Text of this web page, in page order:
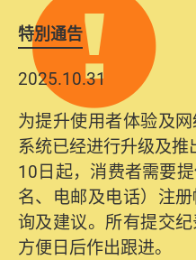
特別通告
2025.10.31
为提升使用者体验及
系统已经进行升级及
10日起，消费者需要
名、电邮及电话）注
询及建议。所有提交纪
方便日后作出跟进。